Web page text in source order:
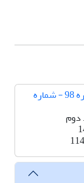
دوره 7، شماره 98 - شماره
دوم